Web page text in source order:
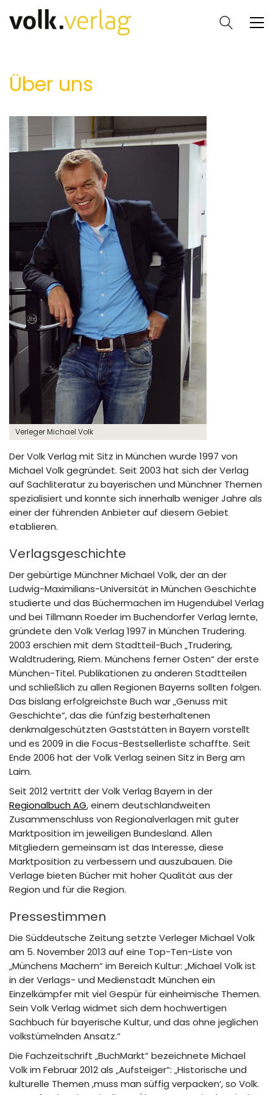
Über uns
Verleger Michael Volk
Der Volk Verlag mit Sitz in München wurde 1997 von
Michael Volk gegründet. Seit 2003 hat sich der Verlag
auf Sachliteratur zu bayerischen und Münchner Themen
spezialisiert und konnte sich innerhalb weniger Jahre als
einer der führenden Anbieter auf diesem Gebiet
etablieren.
Verlagsgeschichte
Der gebürtige Münchner Michael Volk, der an der
Ludwig-Maximilians-Universität in München Geschichte
studierte und das Büchermachen im Hugendubel Verlag
und bei Tillmann Roeder im Buchendorfer Verlag lernte,
gründete den Volk Verlag 1997 in München Trudering.
2003 erschien mit dem Stadtteil-Buch „Trudering,
Waldtrudering, Riem. Münchens ferner Osten“ der erste
München-Titel. Publikationen zu anderen Stadtteilen
und schließlich zu allen Regionen Bayerns sollten folgen.
Das bislang erfolgreichste Buch war „Genuss mit
Geschichte“, das die fünfzig besterhaltenen
denkmalgeschützten Gaststätten in Bayern vorstellt
und es 2009 in die Focus-Bestsellerliste schaffte. Seit
Ende 2006 hat der Volk Verlag seinen Sitz in Berg am
Laim.
Seit 2012 vertritt der Volk Verlag Bayern in der
Regionalbuch AG, einem deutschlandweiten
Zusammenschluss von Regionalverlagen mit guter
Marktposition im jeweiligen Bundesland. Allen
Mitgliedern gemeinsam ist das Interesse, diese
Marktposition zu verbessern und auszubauen. Die
Verlage bieten Bücher mit hoher Qualität aus der
Region und für die Region.
Pressestimmen
Die Süddeutsche Zeitung setzte Verleger Michael Volk
am 5. November 2013 auf eine Top-Ten-Liste von
„Münchens Machern“ im Bereich Kultur: „Michael Volk ist
in der Verlags- und Medienstadt München ein
Einzelkämpfer mit viel Gespür für einheimische Themen.
Sein Volk Verlag widmet sich dem hochwertigen
Sachbuch für bayerische Kultur, und das ohne jeglichen
volkstümelnden Ansatz.“
Die Fachzeitschrift „BuchMarkt“ bezeichnete Michael
Volk im Februar 2012 als „Aufsteiger“: „Historische und
kulturelle Themen ,muss man süffig verpacken‘, so Volk.